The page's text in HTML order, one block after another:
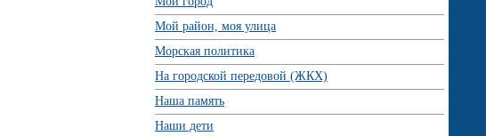
Мой район, моя улица
Морская политика
На городской передовой (ЖКХ)
Наша память
Наши дети